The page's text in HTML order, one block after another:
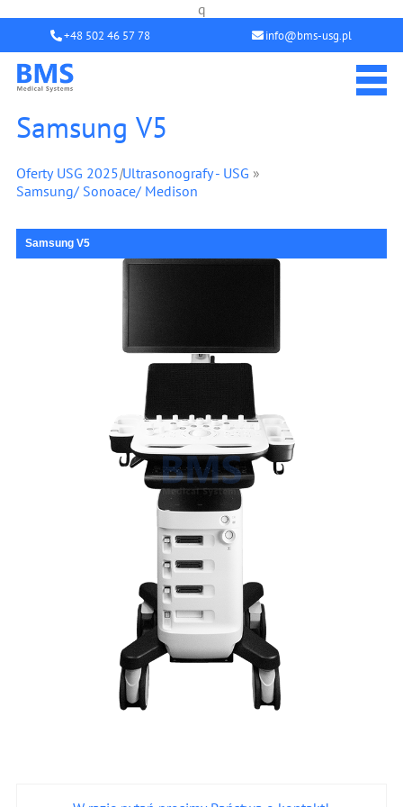
q
+48 502 46 57 78 info@bms-usg.pl
Samsung V5
Oferty USG 2025|Ultrasonografy - USG »
Samsung/ Sonoace/ Medison
Samsung V5